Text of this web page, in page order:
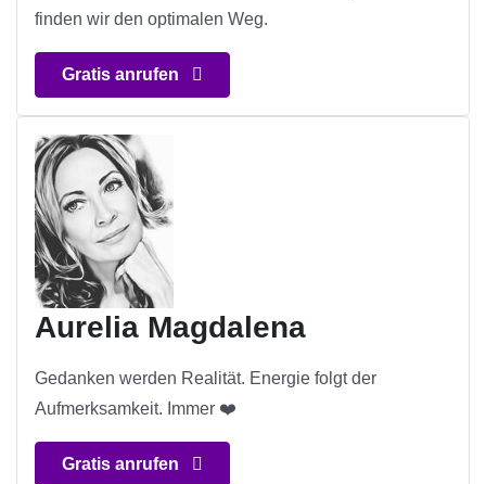
finden wir den optimalen Weg.
Gratis anrufen
Aurelia Magdalena
Gedanken werden Realität. Energie folgt der
Aufmerksamkeit. Immer ❤️
Gratis anrufen